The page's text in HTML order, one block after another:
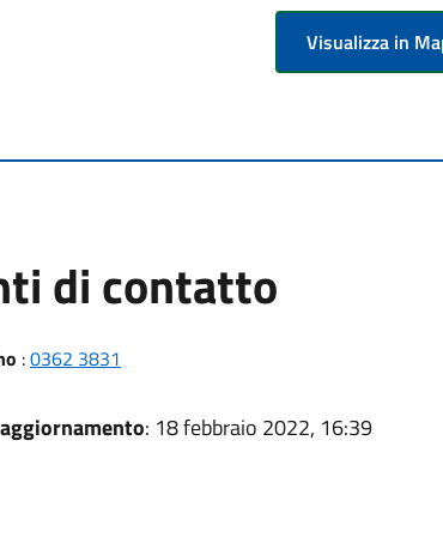
Visualizza in
di contatto
:0362 3831
: 18 febbraio 2022, 16:39